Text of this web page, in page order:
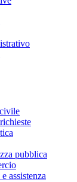
pubblica
assistenza